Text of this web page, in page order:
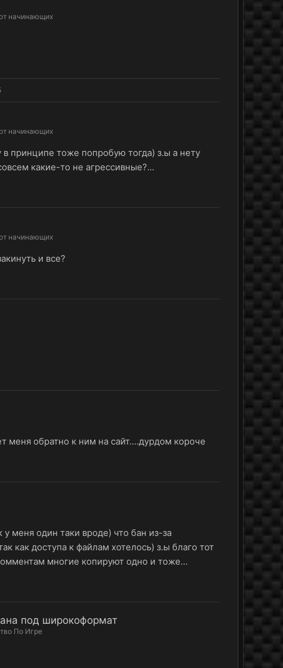
начинающих
начинающих
в принципе тоже попробую тогда) з.ы а нету
какие-то не агрессивные?...
начинающих
и все?
меня обратно к ним на сайт....дурдом короче
у меня один таки вроде) что бан из-за
как доступа к файлам хотелось) з.ы благо тот
многие копируют одно и тоже...
под широкоформат
По Игре